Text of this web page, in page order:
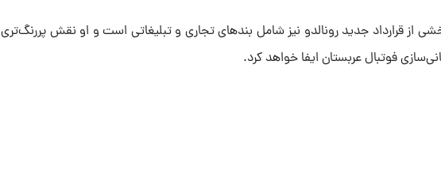
از قرارداد جدید رونالدو نیز شامل بندهای تجاری و تبلیغاتی است و او نقش پررنگ‌تری
فوتبال عربستان ایفا خواهد کرد.